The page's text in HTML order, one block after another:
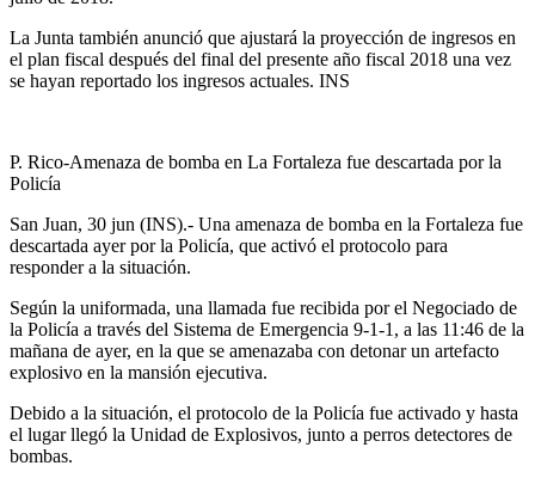
La Junta también anunció que ajustará la proyección de ingresos en
el plan fiscal después del final del presente año fiscal 2018 una vez
se hayan reportado los ingresos actuales. INS
P. Rico-Amenaza de bomba en La Fortaleza fue descartada por la
Policía
San Juan, 30 jun (INS).- Una amenaza de bomba en la Fortaleza fue
descartada ayer por la Policía, que activó el protocolo para
responder a la situación.
Según la uniformada, una llamada fue recibida por el Negociado de
la Policía a través del Sistema de Emergencia 9-1-1, a las 11:46 de la
mañana de ayer, en la que se amenazaba con detonar un artefacto
explosivo en la mansión ejecutiva.
Debido a la situación, el protocolo de la Policía fue activado y hasta
el lugar llegó la Unidad de Explosivos, junto a perros detectores de
bombas.